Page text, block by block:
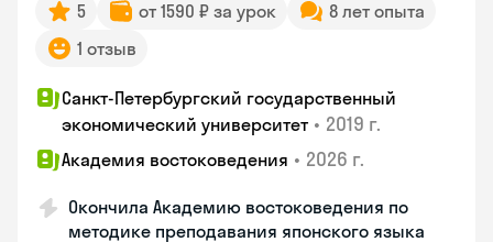
5 от 1590 ₽ за урок
8 лет опыта
1 отзыв
Санкт-Петербургский государственный
экономический университет • 2019 г.
Академия востоковедения • 2026 г.
Окончила Академию востоковедения по
методике преподавания японского языка